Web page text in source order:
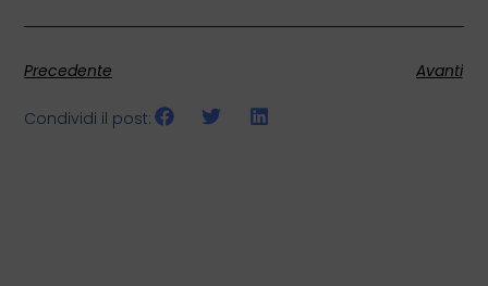
Precedente Avanti
Condividi il post: